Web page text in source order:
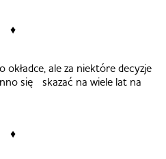
♦
okładce, ale za niektóre decyzje
się skazać na wiele lat na
♦